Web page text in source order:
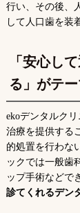
行い、その後、
して人口歯を装
「安心し
る」がテ
ekoデンタルク
治療を提供する
的処置を行わな
ックでは一般歯
ップ手術などで
診てくれるデン